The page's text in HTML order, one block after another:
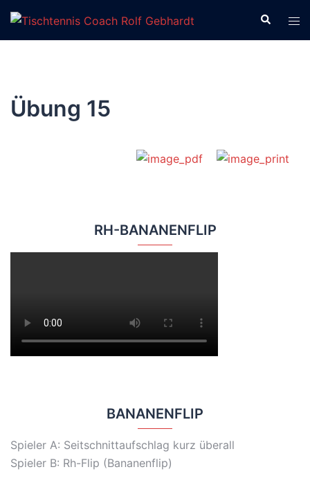
Zum
Inhalt
springen
Suche
Übung 15
RH-BANANENFLIP
BANANENFLIP
Spieler A: Seitschnittaufschlag kurz überall
Spieler B: Rh-Flip (Bananenflip)